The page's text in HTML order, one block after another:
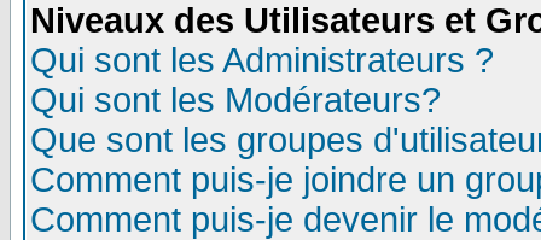
Niveaux des Utilisateurs et
Qui sont les Administrateurs ?
Qui sont les Modérateurs?
Que sont les groupes
Comment puis-je joindre un
Comment puis-je devenir le